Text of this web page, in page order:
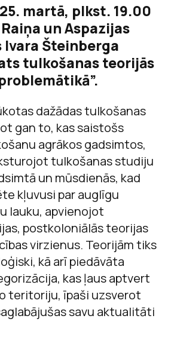
martā, plkst. 19.00
un Aspazijas
Ivara Šteinberga
tulkošanas teorijās
dažādas tulkošanas
gan to, kas saistošs
agrākos gadsimtos,
tulkošanas studiju
un mūsdienās, kad
kļuvusi par auglīgu
lauku, apvienojot
postkoloniālās teorijas
virzienus. Teorijām tiks
kā arī piedāvāta
kas ļaus aptvert
teritoriju, īpaši uzsverot
savu aktualitāti